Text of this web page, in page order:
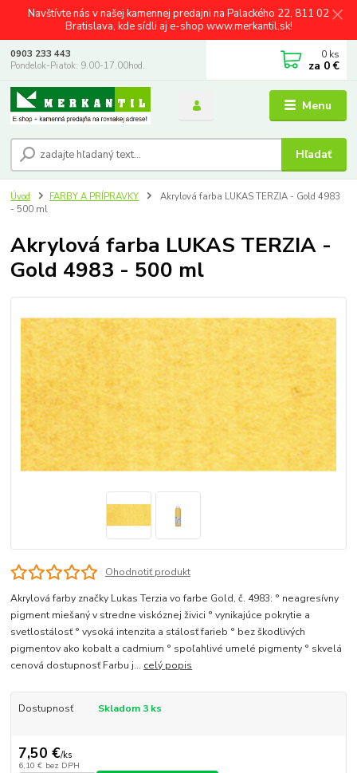
Navštívte nás v našej kamennej predajni na Palackého 22, 811 02
Bratislava, kde sídli aj e-shop www.merkantil.sk!
Menu
Hľadať
0903 233 443
Pondelok-Piatok: 9.00-17.00hod.
0 ks
za 0 €
Úvod FARBY A PRÍPRAVKY
Akrylová farba LUKAS TERZIA - Gold 4983
- 500 ml
Akrylová farba LUKAS TERZIA -
Gold 4983 - 500 ml
Ohodnotiť produkt
Akrylová farby značky Lukas Terzia vo farbe Gold, č. 4983: ° neagresívny
pigment miešaný v stredne viskóznej živici ° vynikajúce pokrytie a
svetlostálosť ° vysoká intenzita a stálosť farieb ° bez škodlivých
pigmentov ako kobalt a cadmium ° spoľahlivé umelé pigmenty ° skvelá
cenová dostupnosť Farbu j... celý popis
Dostupnosť Skladom 3 ks
7,50 €/ks
6,10 € bez DPH